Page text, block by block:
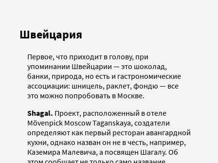
Швейцария
Первое, что приходит в голову, при
упоминании Швейцарии — это шоколад,
банки, природа, но есть и гастрономические
ассоциации: шницель, раклет, фондю — все
это можно попробовать в Москве.
Shagal. Проект, расположенный в отеле
Mövenpick Moscow Taganskaya, создатели
определяют как первый ресторан авангардной
кухни, однако назван он не в честь, например,
Каземира Малевича, а посвящен Шагалу. Об